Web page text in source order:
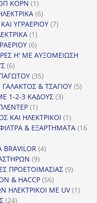
ΚΟΡΝ 11
προϊόν
66
προϊόντα
ΥΓΡΑΕΡΙΟΥ 77
11
προϊόν
66
προϊόντα
Η' ΜΕ ΑΥΞΟΜΕΙΩΣΗ
66
προϊόντα
3535
προϊόντα
& ΤΣΑΓΙΟΥ 55
1-2-3 ΚΑΔΟΥΣ 33
11
προϊόν
ΚΑΙ ΗΛΕΚΤΡΙΚΟΙ 11
προϊόν
& ΕΞΑΡΤΗΜΑΤΑ 16
44
99
προϊόντα
ΠΡΟΕΤΟΙΜΑΣΙΑΣ 99
& HACCP 5656
προϊόντα
ΗΛΕΚΤΡΙΚΟΙ ΜΕ UV 11
2424